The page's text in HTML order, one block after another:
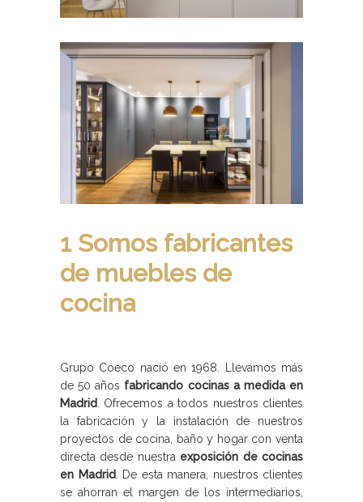
1 Somos fabricantes
de muebles de
cocina
Grupo Coeco nació en 1968. Llevamos más
de 50 años fabricando cocinas a medida en
Madrid
. Ofrecemos a todos nuestros clientes
la fabricación y la instalación de nuestros
proyectos de cocina, baño y hogar con venta
directa desde nuestra exposición de cocinas
en Madrid . De esta manera, nuestros clientes
se ahorran el margen de los intermediarios,